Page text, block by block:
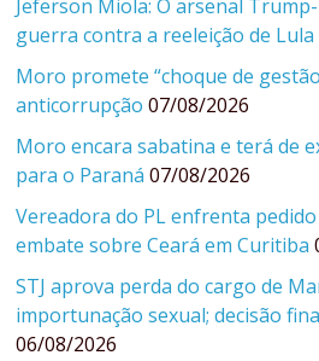
Jeferson Miola: O arsenal
guerra contra a reeleição de Lula
Moro promete “choque de
anticorrupção 07/08/2026
Moro encara sabatina e terá de
para o Paraná 07/08/2026
Vereadora do PL enfrenta pedido
embate sobre Ceará em Curitiba
STJ aprova perda do cargo de
importunação sexual; decisão
06/08/2026